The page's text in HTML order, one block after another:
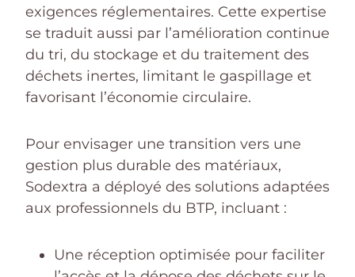
exigences réglementaires. Cette expertise
se traduit aussi par l’amélioration continue
du tri, du stockage et du traitement des
déchets inertes, limitant le gaspillage et
favorisant l’économie circulaire.
Pour envisager une transition vers une
gestion plus durable des matériaux,
Sodextra a déployé des solutions adaptées
aux professionnels du BTP, incluant :
Une réception optimisée pour faciliter